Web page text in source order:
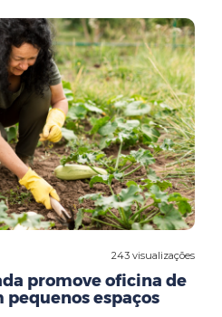
243 visualizações
promove oficina de
espaços